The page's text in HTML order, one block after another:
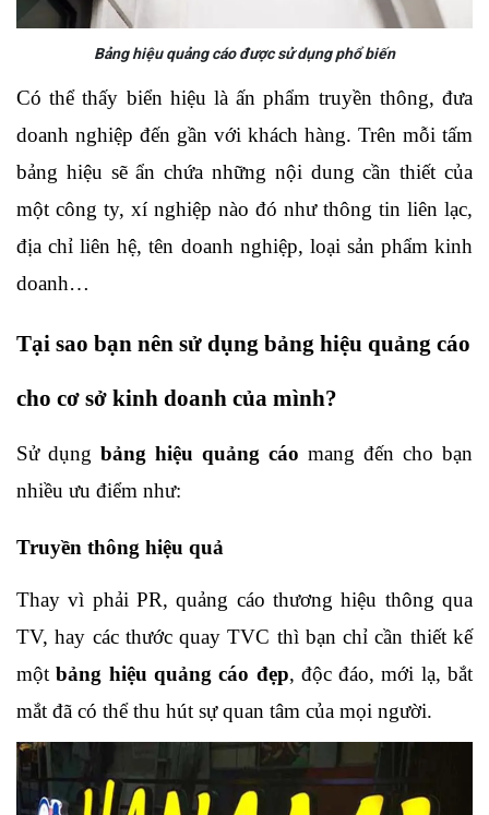
Bảng hiệu quảng cáo được sử dụng phổ biến
Có thể thấy biển hiệu là ấn phẩm truyền thông, đưa
doanh nghiệp đến gần với khách hàng. Trên mỗi tấm
bảng hiệu sẽ ẩn chứa những nội dung cần thiết của
một công ty, xí nghiệp nào đó như thông tin liên lạc,
địa chỉ liên hệ, tên doanh nghiệp, loại sản phẩm kinh
doanh…
Tại sao bạn nên sử dụng bảng hiệu quảng cáo
cho cơ sở kinh doanh của mình?
Sử dụng bảng hiệu quảng cáo mang đến cho bạn
nhiều ưu điểm như:
Truyền thông hiệu quả
Thay vì phải PR, quảng cáo thương hiệu thông qua
TV, hay các thước quay TVC thì bạn chỉ cần thiết kế
một bảng hiệu quảng cáo đẹp, độc đáo, mới lạ, bắt
mắt đã có thể thu hút sự quan tâm của mọi người.